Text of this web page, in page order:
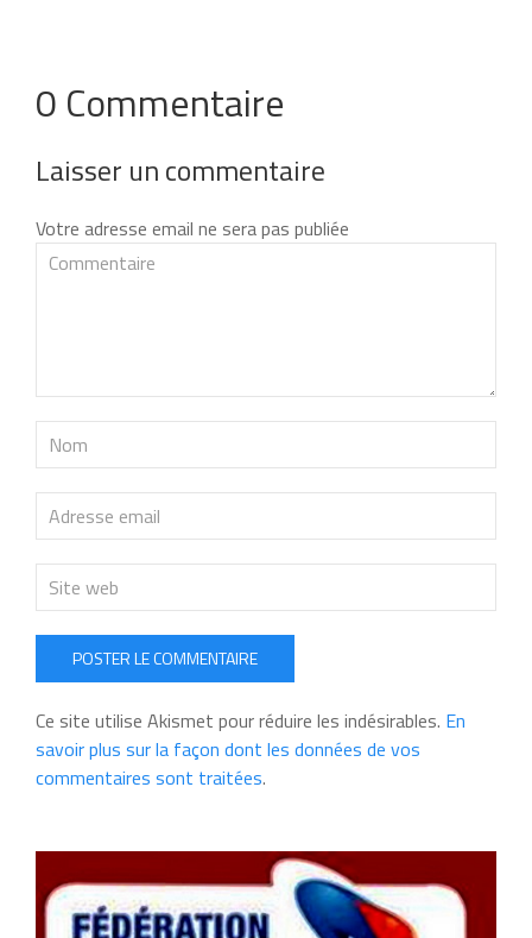
0 Commentaire
Laisser un commentaire
Votre adresse email ne sera pas publiée
POSTER LE COMMENTAIRE
Ce site utilise Akismet pour réduire les indésirables. En
savoir plus sur la façon dont les données de vos
commentaires sont traitées.